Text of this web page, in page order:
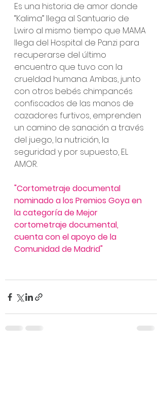
Es una historia de amor donde
“Kalima” llega al Santuario de
Lwiro al mismo tiempo que MAMA
llega del Hospital de Panzi para
recuperarse del último
encuentro que tuvo con la
crueldad humana. Ambas, junto
con otros bebés chimpancés
confiscados de las manos de
cazadores furtivos, emprenden
un camino de sanación a través
del juego, la nutrición, la
seguridad y por supuesto, EL
AMOR.
"Cortometraje documental
nominado a los Premios Goya en
la categoría de Mejor
cortometraje documental,
cuenta con el apoyo de la
Comunidad de Madrid"